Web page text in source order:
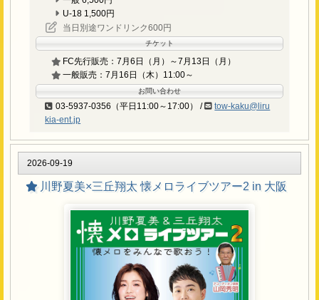
返信は平日のみのご対応となります。また、ご返信に
お時間をいただく場合もございます。なお、イベント
実施直前のお問い合わせにはお答え出来ない場合がご
ざいますので予めご了承ください。
設けさせていただく場合がございますので、その際はご了
承ください。
天候やトラブル・アーティストの都合・その他事由によ
り、やむをえずイベントが延期・中止・内容が変更となる
場合がございます。変更がある場合は、当日テイチクホー
ムページ等でご案内させていただきますので、あらかじめ
ご了承ください。
イベント（特典会含む）の動画撮影・録音行為は禁止とい
たします。
開催時間は若干前後する場合がございます。
会場までの交通費等はお客様ご自身のご負担となります。
各種特典券の再発行は、紛失・盗難等いかなる理由があろ
うともいたしませんのでご注意ください。
会場内・外で発生した事故・盗難等には主催者・会場・出
演者は一切責任を負いません。手荷物・貴重品は各自で管
理してください。
本イベントの安全な運営の為、イベントに参加するにふさ
U-18 1,500円
当日別途ワンドリンク600円
チケット
FC先行販売：7月6日（月）～7月13日（月）
一般販売：7月16日（木）11:00～
お問い合わせ
03-5937-0356（平日11:00～17:00） /
tow-kaku@liru
kia-ent.jp
2026-09-19
川野夏美×三丘翔太 懐メロライブツアー2 in 大阪